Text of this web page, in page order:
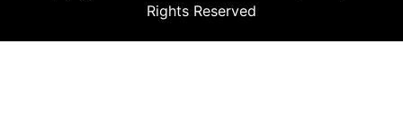
Rights Reserved